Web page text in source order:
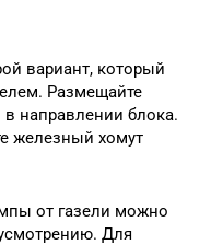
вариант, который
Размещайте
направлении блока.
железный хомут
от газели можно
Для